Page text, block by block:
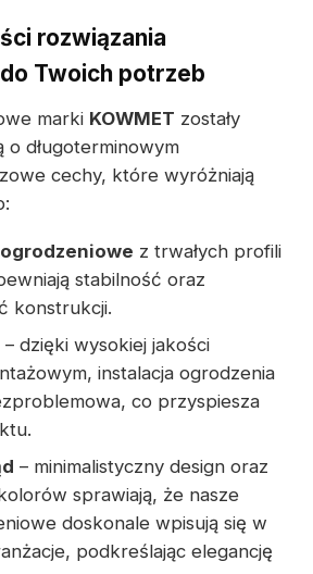
rozwiązania
Twoich potrzeb
marki KOWMET zostały
długoterminowym
cechy, które wyróżniają
z trwałych profili
stabilność oraz
konstrukcji.
– dzięki wysokiej jakości
instalacja ogrodzenia
co przyspiesza
– minimalistyczny design oraz
sprawiają, że nasze
doskonale wpisują się w
podkreślając elegancję